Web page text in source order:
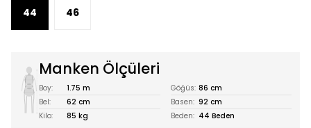
44 46
Manken Ölçüleri
Boy: 1.75 m Göğüs: 86 cm
Bel:
62 cm Basen: 92 cm
Kilo:
85 kg Beden: 44 Beden